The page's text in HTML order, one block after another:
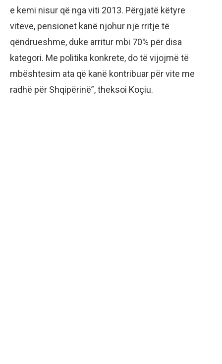
e kemi nisur që nga viti 2013. Përgjatë këtyre
viteve, pensionet kanë njohur një rritje të
qëndrueshme, duke arritur mbi 70% për disa
kategori. Me politika konkrete, do të vijojmë të
mbështesim ata që kanë kontribuar për vite me
radhë për Shqipërinë”, theksoi Koçiu.